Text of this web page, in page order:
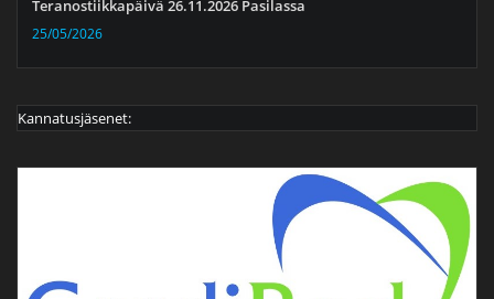
Teranostiikkapäivä 26.11.2026 Pasilassa
25/05/2026
Kannatusjäsenet: